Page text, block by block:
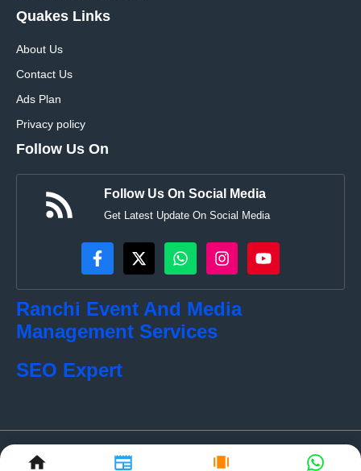
Quakes Links
About Us
Contact Us
Ads Plan
Privacy policy
Follow Us On
Follow Us On Social Media
Get Latest Update On Social Media
Ranchi Event And Media
Management Services
SEO Expert
© localkhabar.com • All rights reserved